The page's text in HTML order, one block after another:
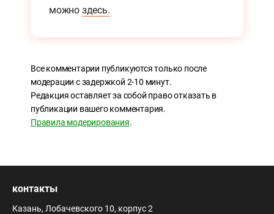
можно здесь.
Все комментарии публикуются только после
модерации с задержкой 2-10 минут.
Редакция оставляет за собой право отказать в
публикации вашего комментария.
Правила модерирования.
контакты
Казань, Лобачевского 10, корпус 2